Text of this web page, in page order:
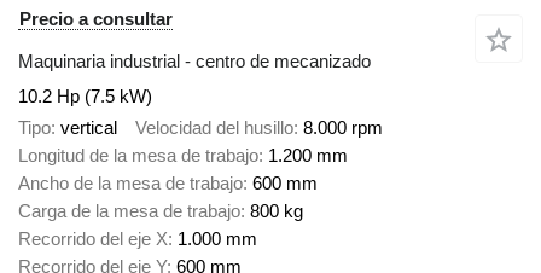
Precio a consultar
Maquinaria industrial - centro de mecanizado
10.2 Hp (7.5 kW)
Tipo vertical Velocidad del husillo 8.000 rpm
Longitud de la mesa de trabajo 1.200 mm
Ancho de la mesa de trabajo 600 mm
Carga de la mesa de trabajo 800 kg
Recorrido del eje X 1.000 mm
Recorrido del eje Y 600 mm